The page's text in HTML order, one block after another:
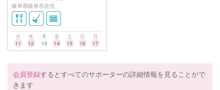
岐阜県岐阜市在住
火
11
水
12
木
13
金
14
土
15
日
16
月
17
会員登録するとすべてのサポーターの詳細情報を見ることがで
きます